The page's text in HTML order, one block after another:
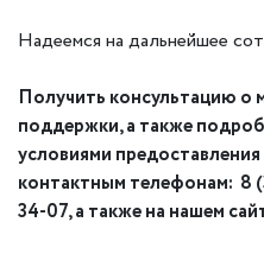
Надеемся на дальнейшее
Получить консультацию о
поддержки, а также
условиями
контактным телефонам: 8
34-07, а также на нашем